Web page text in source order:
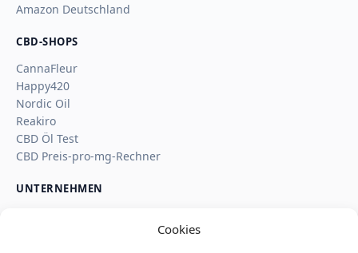
Cookies
Amazon Deutschland
CBD-SHOPS
CannaFleur
Happy420
Nordic Oil
Reakiro
CBD Öl Test
CBD Preis-pro-mg-Rechner
UNTERNEHMEN